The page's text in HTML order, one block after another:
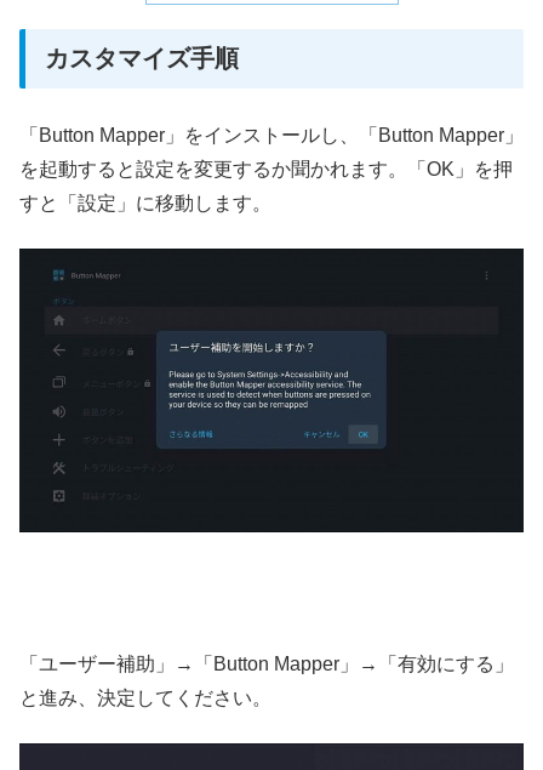
カスタマイズ手順
「Button Mapper」をインストールし、「Button Mapper」
を起動すると設定を変更するか聞かれます。「OK」を押
すと「設定」に移動します。
「ユーザー補助」→「Button Mapper」→「有効にする」
と進み、決定してください。